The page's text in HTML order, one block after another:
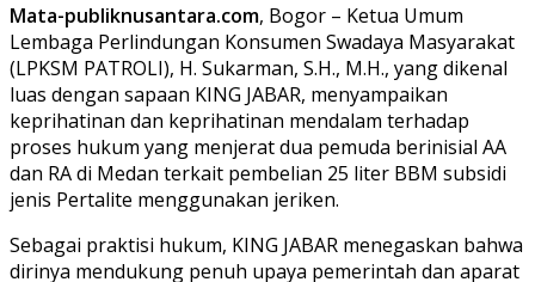
Mata-publiknusantara.com, Bogor – Ketua Umum
Lembaga Perlindungan Konsumen Swadaya Masyarakat
(LPKSM PATROLI), H. Sukarman, S.H., M.H., yang dikenal
luas dengan sapaan KING JABAR, menyampaikan
keprihatinan dan keprihatinan mendalam terhadap
proses hukum yang menjerat dua pemuda berinisial AA
dan RA di Medan terkait pembelian 25 liter BBM subsidi
jenis Pertalite menggunakan jeriken.
Sebagai praktisi hukum, KING JABAR menegaskan bahwa
dirinya mendukung penuh upaya pemerintah dan aparat